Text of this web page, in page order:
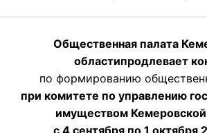
Общественная палата
областипродлевает
по формированию
при комитете по управлению
имуществом Кемеровской